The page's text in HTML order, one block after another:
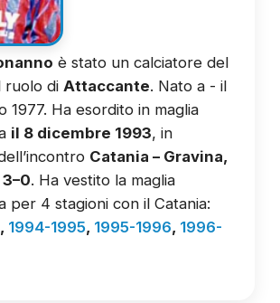
è stato un calciatore del
ruolo di Attaccante. Nato a - il
1977. Ha esordito in maglia
il 8 dicembre 1993, in
Catania – Gravina,
. Ha vestito la maglia
per 4 stagioni con il Catania:
, 1994-1995, 1995-1996, 1996-